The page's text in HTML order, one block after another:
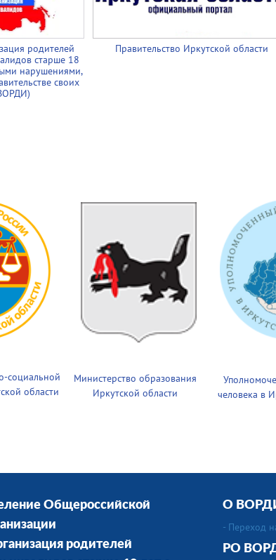
родителей
старше 18
нарушениями,
своих
Правительство Иркутской области
социальной
области
Министерство образования
Иркутской области
человека в
Общероссийской
родителей
О
- Переход
РО